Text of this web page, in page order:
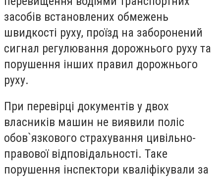
засобів встановлених обмежень
швидкості руху, проїзд на заборонений
сигнал регулювання дорожнього руху та
порушення інших правил дорожнього
руху.
При перевірці документів у двох
власників машин не виявили поліс
обов`язкового страхування цивільно-
правової відповідальності. Таке
порушення інспектори кваліфікували за